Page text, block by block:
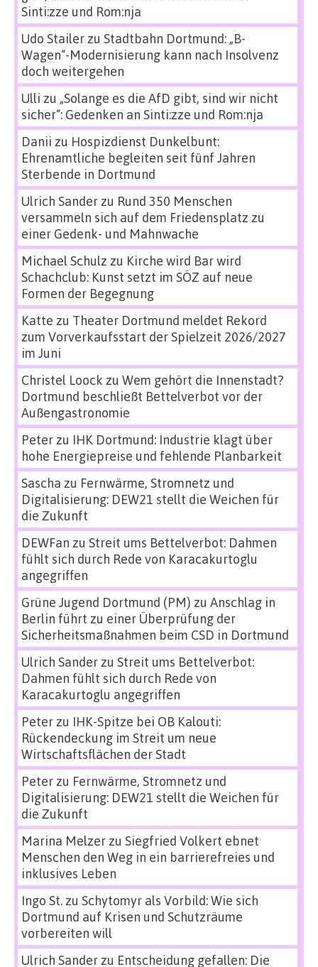
Sinti:zze und Rom:nja
Udo Stailerzu Stadtbahn Dortmund: „B-
Wagen“-Modernisierung kann nach Insolvenz
doch weitergehen
Ulli zu „Solange es die AfD gibt, sind wir nicht
sicher“: Gedenken an Sinti:zze und Rom:nja
Danii zu Hospizdienst Dunkelbunt:
Ehrenamtliche begleiten seit fünf Jahren
Sterbende in Dortmund
Ulrich Sanderzu Rund 350 Menschen
versammeln sich auf dem Friedensplatz zu
einer Gedenk- und Mahnwache
Michael Schulz zu Kirche wird Bar wird
Schachclub: Kunst setzt im SÖZ auf neue
Formen der Begegnung
Katte zu Theater Dortmund meldet Rekord
zum Vorverkaufsstart der Spielzeit 2026/2027
im Juni
Christel Loock zu Wem gehört die Innenstadt?
Dortmund beschließt Bettelverbot vor der
Außengastronomie
Peterzu IHK Dortmund: Industrie klagt über
hohe Energiepreise und fehlende Planbarkeit
Sascha zu Fernwärme, Stromnetz und
Digitalisierung: DEW21 stellt die Weichen für
die Zukunft
DEWFan zu Streit ums Bettelverbot: Dahmen
fühlt sich durch Rede von Karacakurtoglu
angegriffen
Grüne Jugend Dortmund (PM) zu Anschlag in
Berlin führt zu einer Überprüfung der
Sicherheitsmaßnahmen beim CSD in Dortmund
Ulrich Sanderzu Streit ums Bettelverbot:
Dahmen fühlt sich durch Rede von
Karacakurtoglu angegriffen
Peterzu IHK-Spitze bei OB Kalouti:
Rückendeckung im Streit um neue
Wirtschaftsflächen der Stadt
Peterzu Fernwärme, Stromnetz und
Digitalisierung: DEW21 stellt die Weichen für
die Zukunft
Marina Melzerzu Siegfried Volkert ebnet
Menschen den Weg in ein barrierefreies und
inklusives Leben
Ingo St.zu Schytomyr als Vorbild: Wie sich
Dortmund auf Krisen und Schutzräume
vorbereiten will
Ulrich Sanderzu Entscheidung gefallen: Die